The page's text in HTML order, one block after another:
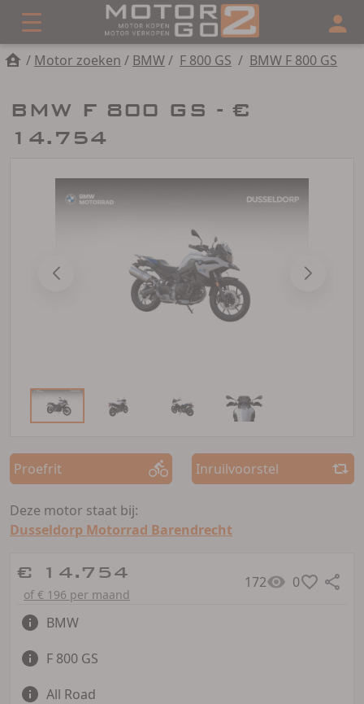
/ Motor zoeken / BMW/ F 800 GS / BMW F 800 GS
BMW F 800 GS - €
14.754
Proefrit Inruilvoorstel
Deze motor staat bij:
Dusseldorp Motorrad Barendrecht
€ 14.754
of € 196 per maand
172 0
BMW
F 800 GS
All Road